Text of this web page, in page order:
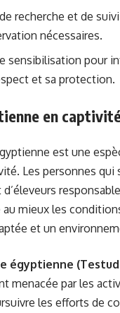
recherche et de
nécessaires.
sensibilisation pour
et sa protection.
en
est une
Les personnes
d’éleveurs
mieux les
et un
égyptienne
menacée par les
les efforts de